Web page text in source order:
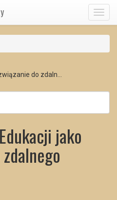
do zdaln…
jako